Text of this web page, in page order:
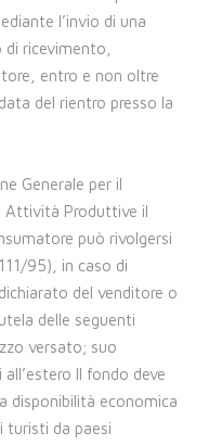
l’invio di una
ricevimento,
entro e non oltre
del rientro presso la
Generale per il
Attività Produttive il
può rivolgersi
95), in caso di
del venditore o
delle seguenti
versato; suo
Il fondo deve
disponibilità economica
turisti da paesi